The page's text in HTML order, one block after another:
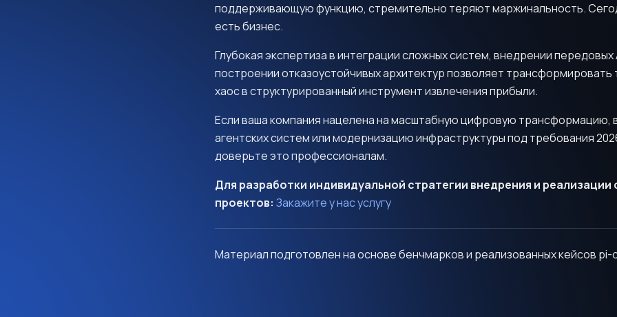
поддерживающую функцию, стремительно теряют маржинальность.
есть бизнес.
Глубокая экспертиза в интеграции сложных систем, внедрении
построении отказоустойчивых архитектур позволяет трансформировать
хаос в структурированный инструмент извлечения прибыли.
Если ваша компания нацелена на масштабную цифровую трансформацию,
агентских систем или модернизацию инфраструктуры под требования
доверьте это профессионалам.
Для разработки индивидуальной стратегии внедрения и
проектов: Закажите у нас услугу
Материал подготовлен на основе бенчмарков и реализованных кейсов pi-